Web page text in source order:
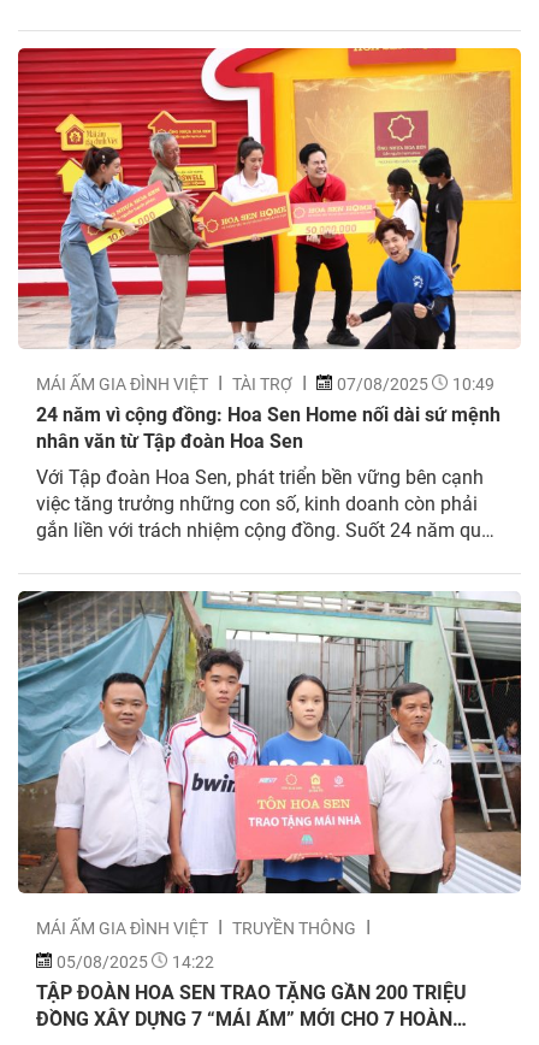
thưởng hỗ trợ những hoàn cảnh khó khăn....
MÁI ẤM GIA ĐÌNH VIỆT TÀI TRỢ 07/08/2025 10:49
24 năm vì cộng đồng: Hoa Sen Home nối dài sứ mệnh
nhân văn từ Tập đoàn Hoa Sen
Với Tập đoàn Hoa Sen, phát triển bền vững bên cạnh
việc tăng trưởng những con số, kinh doanh còn phải
gắn liền với trách nhiệm cộng đồng. Suốt 24 năm qua,
nuôi dưỡng, nay lại tiếp tục kế thừa và lan tỏa mạnh...
MÁI ẤM GIA ĐÌNH VIỆT
TRUYỀN THÔNG
05/08/2025
14:22
TẬP ĐOÀN HOA SEN TRAO TẶNG GẦN 200 TRIỆU
ĐỒNG XÂY DỰNG 7 “MÁI ẤM” MỚI CHO 7 HOÀN